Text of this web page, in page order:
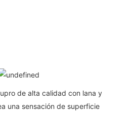
de alta calidad con lana y
una sensación de superficie